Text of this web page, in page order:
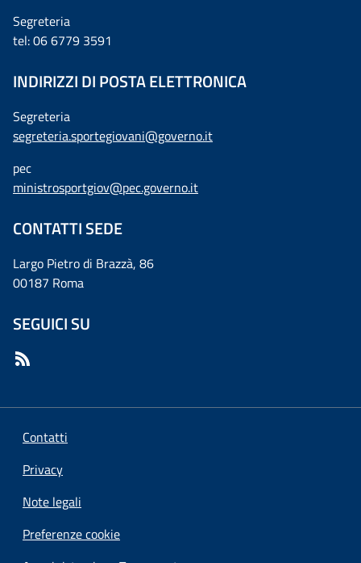
Segreteria
tel: 06 6779 3591
INDIRIZZI DI POSTA ELETTRONICA
Segreteria
segreteria.sportegiovani@governo.it
pec
ministrosportgiov@pec.governo.it
CONTATTI SEDE
Largo Pietro di Brazzà, 86
00187 Roma
SEGUICI SU
Contatti
Privacy
Note legali
Preferenze cookie